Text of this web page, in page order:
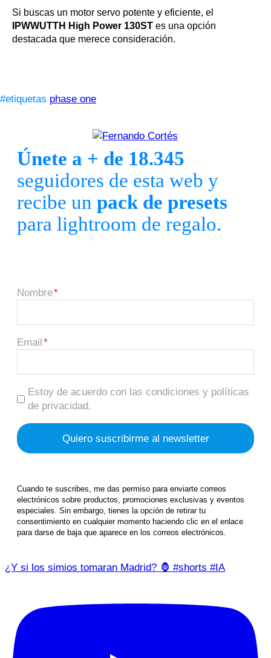
Si buscas un motor servo potente y eficiente, el
IPWWUTTH High Power 130ST es una opción
destacada que merece consideración.
#etiquetas phase one
Únete a + de 18.345
seguidores de esta web y
recibe un pack de presets
para lightroom de regalo.
Nombre
Email
Estoy de acuerdo con las condiciones y políticas
de privacidad.
Cuando te suscribes, me das permiso para enviarte correos
electrónicos sobre productos, promociones exclusivas y eventos
especiales. Sin embargo, tienes la opción de retirar tu
consentimiento en cualquier momento haciendo clic en el enlace
para darse de baja que aparece en los correos electrónicos.
¿Y si los simios tomaran Madrid? 🦍 #shorts #IA